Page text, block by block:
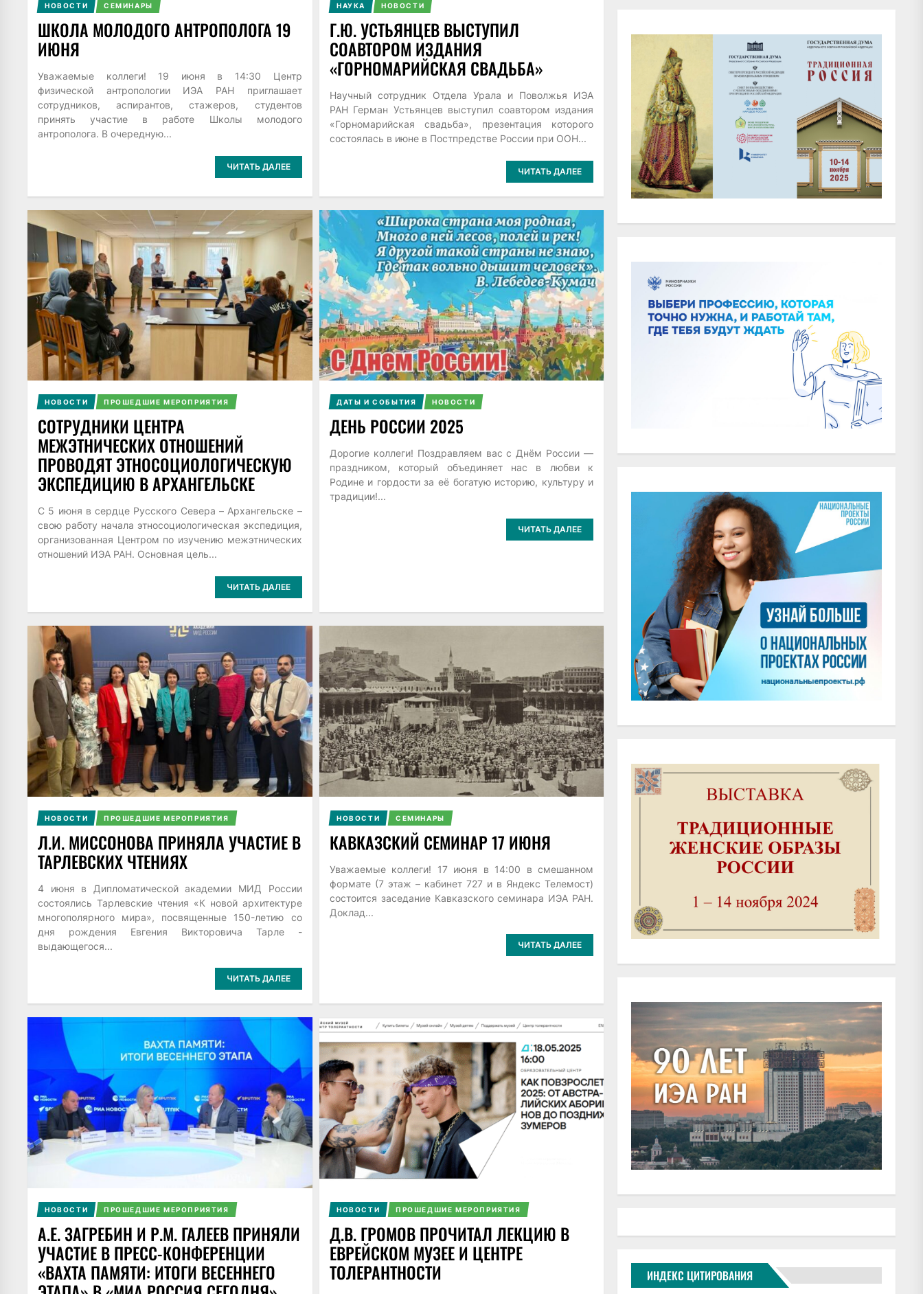
НОВОСТИ СЕМИНАРЫ
ШКОЛА МОЛОДОГО АНТРОПОЛОГА 19
ИЮНЯ
Уважаемые коллеги! 19 июня в 14:30 Центр
физической антропологии ИЭА РАН приглашает
сотрудников, аспирантов, стажеров, студентов
принять участие в работе Школы молодого
антрополога. В очередную...
ЧИТАТЬ ДАЛЕЕ
НАУКА НОВОСТИ
Г.Ю. УСТЬЯНЦЕВ ВЫСТУПИЛ
СОАВТОРОМ ИЗДАНИЯ
«ГОРНОМАРИЙСКАЯ СВАДЬБА»
Научный сотрудник Отдела Урала и Поволжья ИЭА
РАН Герман Устьянцев выступил соавтором издания
«Горномарийская свадьба», презентация которого
состоялась в июне в Постпредстве России при ООН...
ЧИТАТЬ ДАЛЕЕ
НОВОСТИ ПРОШЕДШИЕ МЕРОПРИЯТИЯ
СОТРУДНИКИ ЦЕНТРА
МЕЖЭТНИЧЕСКИХ ОТНОШЕНИЙ
ПРОВОДЯТ ЭТНОСОЦИОЛОГИЧЕСКУЮ
ЭКСПЕДИЦИЮ В АРХАНГЕЛЬСКЕ
С 5 июня в сердце Русского Севера – Архангельске –
свою работу начала этносоциологическая экспедиция,
организованная Центром по изучению межэтнических
отношений ИЭА РАН. Основная цель...
ЧИТАТЬ ДАЛЕЕ
ДАТЫ И СОБЫТИЯ НОВОСТИ
ДЕНЬ РОССИИ 2025
Дорогие коллеги! Поздравляем вас с Днём России —
праздником, который объединяет нас в любви к
Родине и гордости за её богатую историю, культуру и
традиции!...
ЧИТАТЬ ДАЛЕЕ
НОВОСТИ ПРОШЕДШИЕ МЕРОПРИЯТИЯ
Л.И. МИССОНОВА ПРИНЯЛА УЧАСТИЕ В
ТАРЛЕВСКИХ ЧТЕНИЯХ
4 июня в Дипломатической академии МИД России
состоялись Тарлевские чтения «К новой архитектуре
многополярного мира», посвященные 150-летию со
дня рождения Евгения Викторовича Тарле -
выдающегося...
ЧИТАТЬ ДАЛЕЕ
НОВОСТИ СЕМИНАРЫ
КАВКАЗСКИЙ СЕМИНАР 17 ИЮНЯ
Уважаемые коллеги! 17 июня в 14:00 в смешанном
формате (7 этаж – кабинет 727 и в Яндекс Телемост)
состоится заседание Кавказского семинара ИЭА РАН.
Доклад...
ЧИТАТЬ ДАЛЕЕ
НОВОСТИ ПРОШЕДШИЕ МЕРОПРИЯТИЯ
А.Е. ЗАГРЕБИН И Р.М. ГАЛЕЕВ ПРИНЯЛИ
УЧАСТИЕ В ПРЕСС-КОНФЕРЕНЦИИ
«ВАХТА ПАМЯТИ: ИТОГИ ВЕСЕННЕГО
НОВОСТИ ПРОШЕДШИЕ МЕРОПРИЯТИЯ
Д.В. ГРОМОВ ПРОЧИТАЛ ЛЕКЦИЮ В
ЕВРЕЙСКОМ МУЗЕЕ И ЦЕНТРЕ
ТОЛЕРАНТНОСТИ ИНДЕКС ЦИТИРОВАНИЯ